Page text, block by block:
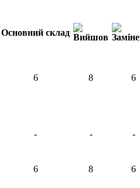
Основний склад
6 8 6
- - -
6 8
6